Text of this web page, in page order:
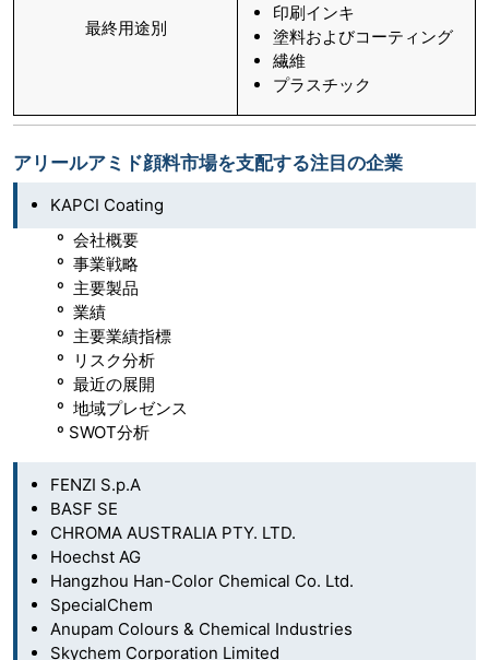
最終用途別
印刷インキ
塗料およびコーティング
繊維
プラスチック
アリールアミド顔料市場を支配する注目の企業
KAPCI Coating
º 会社概要
º 事業戦略
º 主要製品
º 業績
º 主要業績指標
º リスク分析
º 最近の展開
º 地域プレゼンス
º SWOT分析
FENZI S.p.A
BASF SE
CHROMA AUSTRALIA PTY. LTD.
Hoechst AG
Hangzhou Han-Color Chemical Co. Ltd.
SpecialChem
Anupam Colours & Chemical Industries
Skychem Corporation Limited